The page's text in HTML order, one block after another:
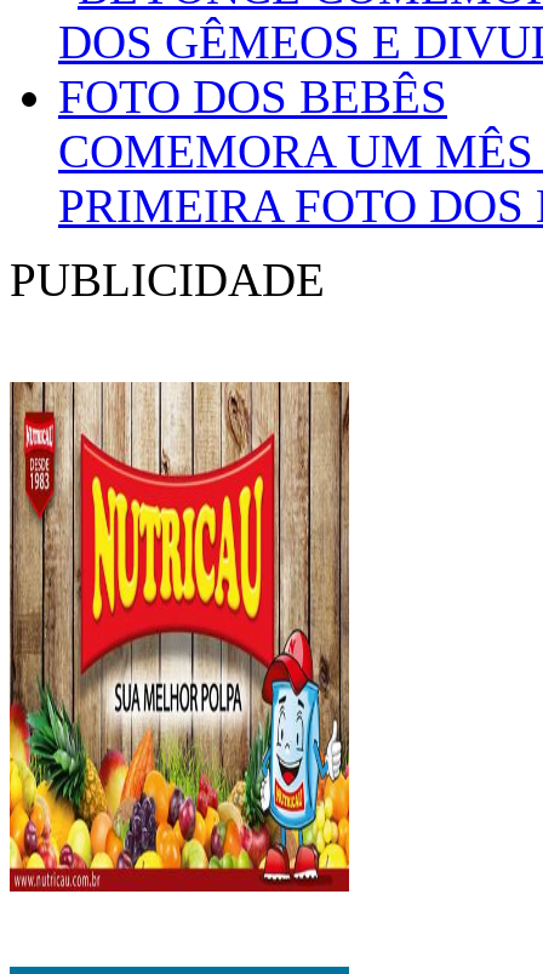
COMEMORA UM
PRIMEIRA FOTO DOS
PUBLICIDADE